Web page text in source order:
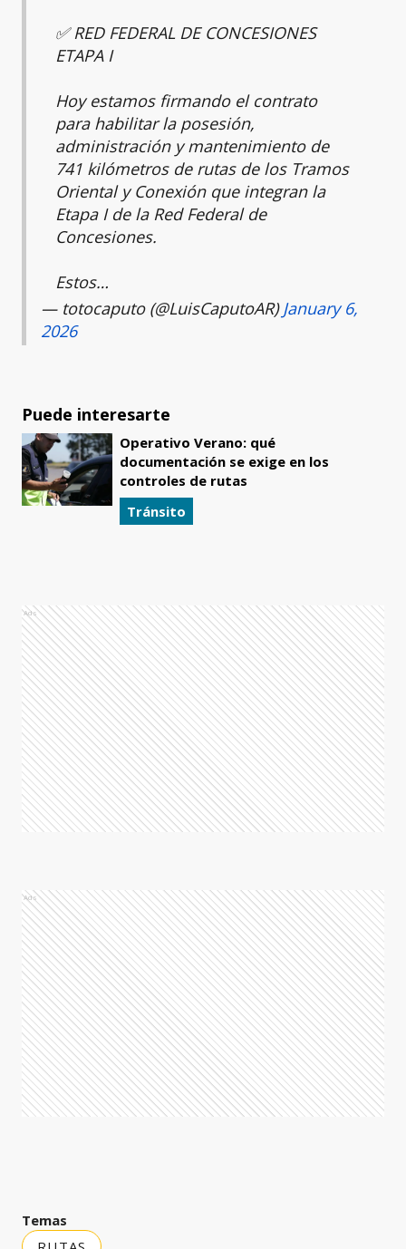
✅ RED FEDERAL DE CONCESIONES
ETAPA I
Hoy estamos firmando el contrato
para habilitar la posesión,
administración y mantenimiento de
741 kilómetros de rutas de los Tramos
Oriental y Conexión que integran la
Etapa I de la Red Federal de
Concesiones.
Estos…
— totocaputo (@LuisCaputoAR) January 6,
2026
Puede interesarte
Operativo Verano: qué
documentación se exige en los
controles de rutas
Tránsito
Ads
Ads
Temas